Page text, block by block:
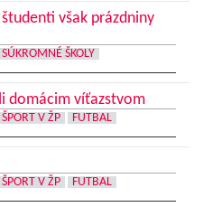
však prázdniny
SÚKROMNÉ ŠKOLY
domácim víťazstvom
ŠPORT V ŽP FUTBAL
ŠPORT V ŽP FUTBAL